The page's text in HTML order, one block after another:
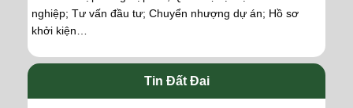
nghiệp; Tư vấn đầu tư; Chuyển nhượng dự án; Hồ sơ
khởi kiện…
Tin Đất Đai